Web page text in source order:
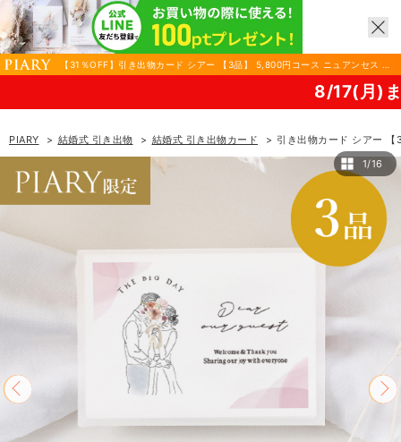
【31％OFF】引き出物カード シアー 【3品】 5,800円コース ニュアンセス ロ
ゼ|結婚式 引き出物ならPIARY（ピアリー）
8/17(月)まで！PIARY
PIARY 結婚式 引き出物 結婚式 引き出物カード
引き出物カード シアー
1/16